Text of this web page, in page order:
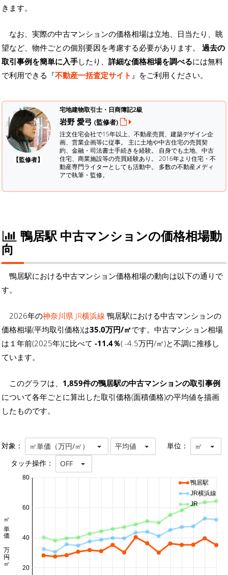
きます。
なお、実際の中古マンションの価格相場は立地、日当たり、眺
望など、物件ごとの個別要因を考慮する必要があります。 過去の
取引事例を簡単に入手したり、 詳細な価格相場を調べるには無料
で利用できる『不動産一括査定サイト 』をご利用ください。
【監修者】
宅地建物取引士・日商簿記2級
岩野 愛弓 (監修者)
注文住宅会社で15年以上、不動産売買、建築デザイン企
画、営業企画等に従事。 主に土地や中古住宅の売買契
約、金融・司法書士手続きを経験。 自身でも土地、中古
住宅、商業施設等の売買経験あり。 2016年より住宅・不
動産専門ライターとしても活動中。 多数の不動産メディ
アで執筆・監修。
鴨居駅 中古マンションの価格相場動
向
鴨居駅における中古マンション価格相場の動向は以下の通りで
す。
2026年の神奈川県 JR横浜線 鴨居駅における中古マンションの
価格相場(平均取引価格)は35.0万円/㎡です。中古マンション相場
は１年前(2025年)に比べて -11.4％( -4.5万円/㎡)と不調に推移し
ています。
このグラフは、 1,859件の鴨居駅の中古マンションの取引事例
について各年ごとに算出した取引価格(面積価格)の平均値を描画
したものです。
対象： ㎡単価（万円/㎡） 平均値 単位： ㎡
タッチ操作： OFF
20
40
60
80
㎡単価 万円/㎡
鴨居駅
JR横浜線
JR